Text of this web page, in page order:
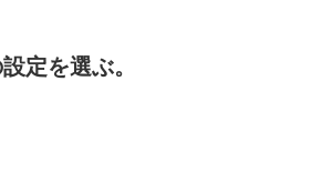
定を選ぶ。